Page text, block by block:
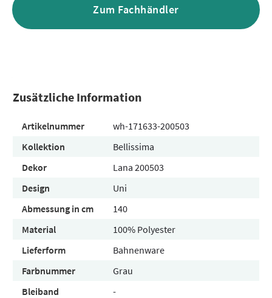
Zum Fachhändler
Zusätzliche Information
Artikelnummer
wh-171633-200503
Kollektion
Bellissima
Dekor
Lana 200503
Design
Uni
Abmessung in cm
140
Material
100% Polyester
Lieferform
Bahnenware
Farbnummer
Grau
Bleiband
-